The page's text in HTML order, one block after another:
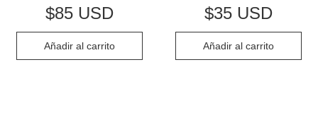
$85 USD
Añadir al carrito
$35 USD
Añadir al carrito